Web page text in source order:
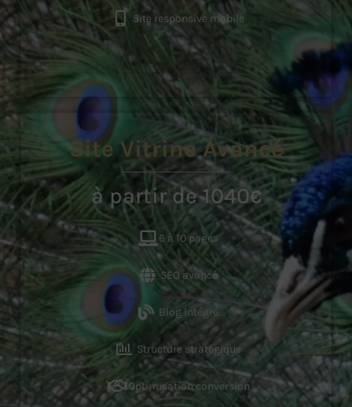
Site responsive mobile
Site Vitrine Avancé
à partir de 1040€
6 à 10 pages
SEO avancé
Blog intégré
Structure stratégique
Optimisation conversion